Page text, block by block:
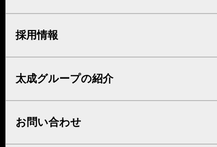
採用情報
太成グループの紹介
お問い合わせ